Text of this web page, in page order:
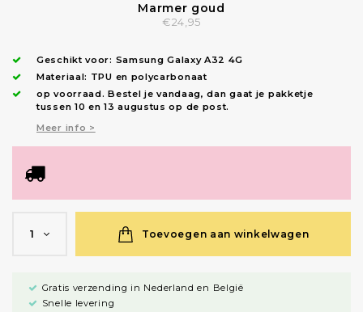
Marmer goud
€24,95
Geschikt voor: Samsung Galaxy A32 4G
Materiaal: TPU en polycarbonaat
op voorraad.Bestel je vandaag, dan gaat je pakketje
tussen 10 en 13 augustus op de post.
Meer info >
1 Toevoegen aan winkelwagen
Gratis verzending in Nederland en België
Snelle levering